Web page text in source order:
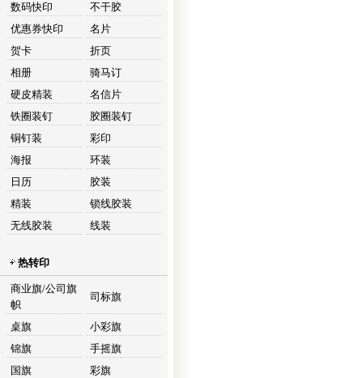
数码快印
不干胶
优惠券快印
名片
贺卡
折页
相册
骑马订
硬皮精装
名信片
铁圈装钉
胶圈装钉
铜钉装
彩印
海报
环装
日历
胶装
精装
锁线胶装
无线胶装
线装
热转印
商业旗/公司旗
帜
司标旗
桌旗
小彩旗
锦旗
手摇旗
国旗
彩旗